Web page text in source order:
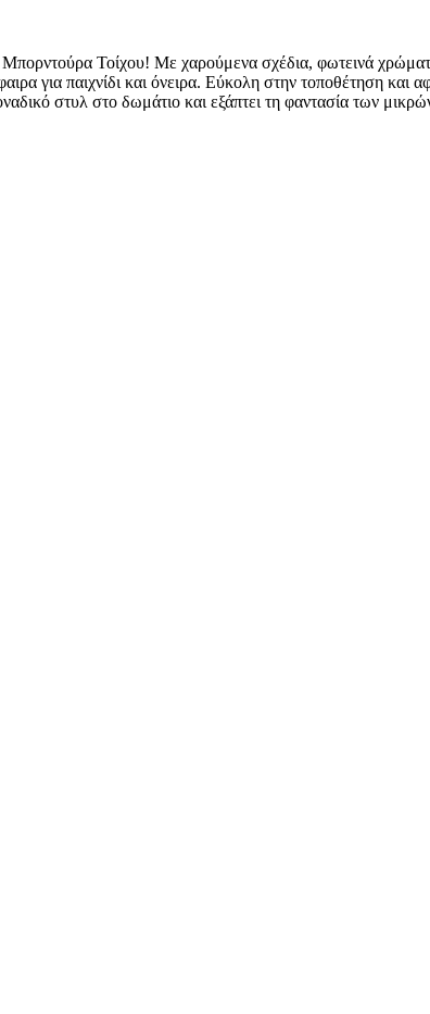
Τοίχου! Με χαρούμενα σχέδια, φωτεινά
για παιχνίδι και όνειρα. Εύκολη στην τοποθέτηση και
στυλ στο δωμάτιο και εξάπτει τη φαντασία των